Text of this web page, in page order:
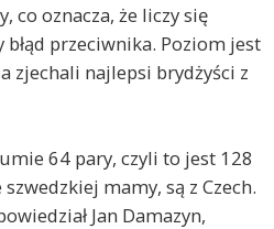
co oznacza, że liczy się
przeciwnika. Poziom jest
zjechali najlepsi brydżyści z
64 pary, czyli to jest 128
mamy, są z Czech.
Jan Damazyn,